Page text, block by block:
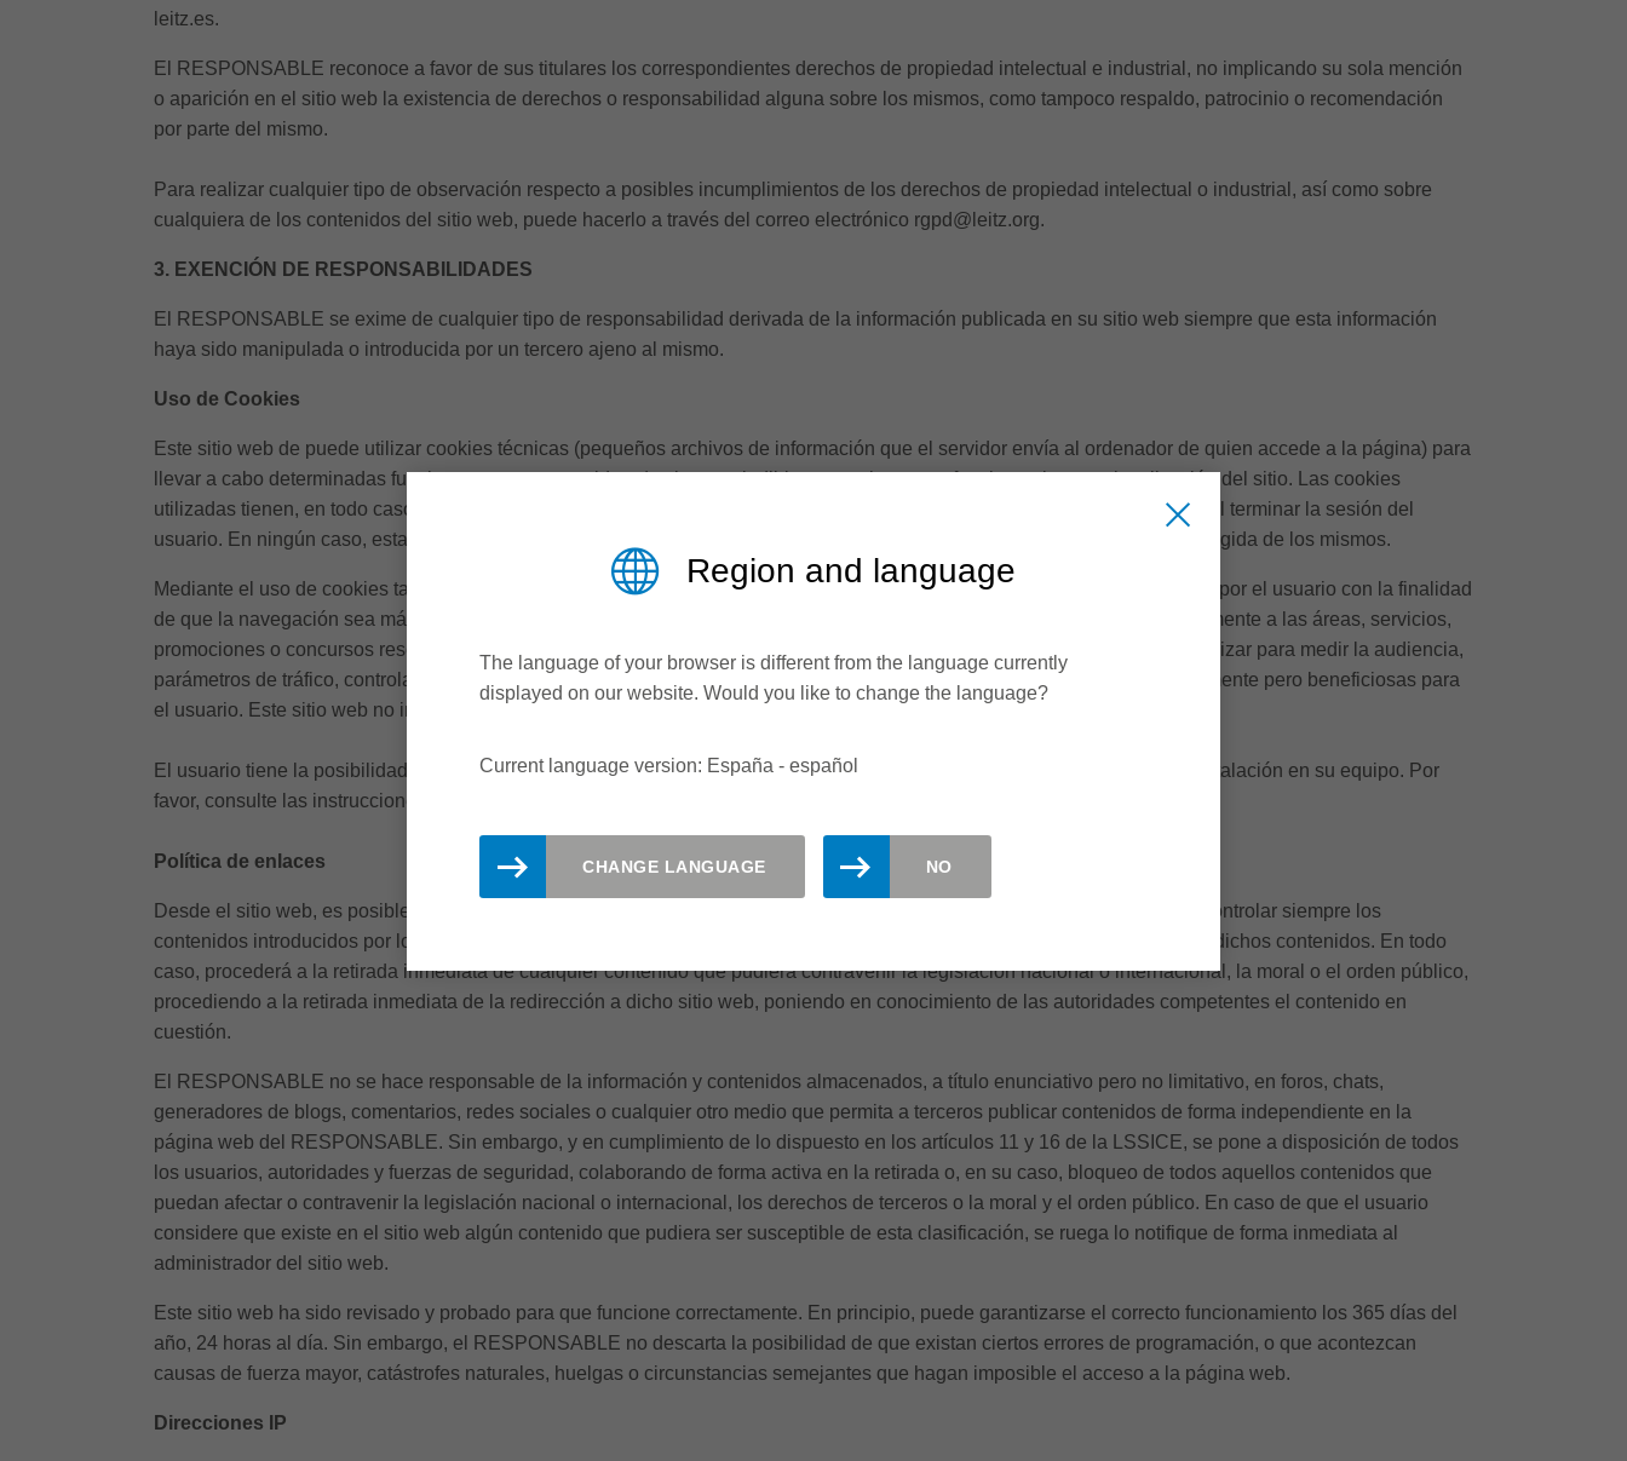
leitz.es.
El RESPONSABLE reconoce a favor de sus titulares los correspondientes derechos de propiedad intelectual e industrial, no implicando su sola mención
o aparición en el sitio web la existencia de derechos o responsabilidad alguna sobre los mismos, como tampoco respaldo, patrocinio o recomendación
por parte del mismo.
Para realizar cualquier tipo de observación respecto a posibles incumplimientos de los derechos de propiedad intelectual o industrial, así como sobre
cualquiera de los contenidos del sitio web, puede hacerlo a través del correo electrónico rgpd@leitz.org.
3. EXENCIÓN DE RESPONSABILIDADES
El RESPONSABLE se exime de cualquier tipo de responsabilidad derivada de la información publicada en su sitio web siempre que esta información
haya sido manipulada o introducida por un tercero ajeno al mismo.
Uso de Cookies
Este sitio web de puede utilizar cookies técnicas (pequeños archivos de información que el servidor envía al ordenador de quien accede a la página) para
llevar a cabo determinadas funciones que son consideradas imprescindibles para el correcto funcionamiento y visualización del sitio. Las cookies
utilizadas tienen, en todo caso, carácter temporal, con la única finalidad de hacer más eficaz la navegación, y desaparecen al terminar la sesión del
usuario. En ningún caso, estas cookies proporcionan por sí mismas datos de carácter personal y no se utilizarán para la recogida de los mismos.
Mediante el uso de cookies también es posible que el servidor donde se encuentra la web reconozca el navegador utilizado por el usuario con la finalidad
de que la navegación sea más sencilla, permitiendo, por ejemplo, el acceso de los usuarios que se hayan registrado previamente a las áreas, servicios,
promociones o concursos reservados exclusivamente a ellos sin tener que registrarse en cada visita. También se pueden utilizar para medir la audiencia,
parámetros de tráfico, controlar el progreso y número de entradas, etc, siendo en estos casos cookies prescindibles técnicamente pero beneficiosas para
el usuario. Este sitio web no instalará cookies prescindibles sin el consentimiento previo del usuario.
El usuario tiene la posibilidad de configurar su navegador para ser alertado de la recepción de cookies y para impedir su instalación en su equipo. Por
favor, consulte las instrucciones de su navegador para ampliar esta información.
Política de enlaces
Desde el sitio web, es posible que se redirija a contenidos de terceros sitios web. Dado que el RESPONSABLE no puede controlar siempre los
contenidos introducidos por los terceros en sus respectivos sitios web, no asume ningún tipo de responsabilidad respecto a dichos contenidos. En todo
caso, procederá a la retirada inmediata de cualquier contenido que pudiera contravenir la legislación nacional o internacional, la moral o el orden público,
procediendo a la retirada inmediata de la redirección a dicho sitio web, poniendo en conocimiento de las autoridades competentes el contenido en
cuestión.
El RESPONSABLE no se hace responsable de la información y contenidos almacenados, a título enunciativo pero no limitativo, en foros, chats,
generadores de blogs, comentarios, redes sociales o cualquier otro medio que permita a terceros publicar contenidos de forma independiente en la
página web del RESPONSABLE. Sin embargo, y en cumplimiento de lo dispuesto en los artículos 11 y 16 de la LSSICE, se pone a disposición de todos
los usuarios, autoridades y fuerzas de seguridad, colaborando de forma activa en la retirada o, en su caso, bloqueo de todos aquellos contenidos que
puedan afectar o contravenir la legislación nacional o internacional, los derechos de terceros o la moral y el orden público. En caso de que el usuario
considere que existe en el sitio web algún contenido que pudiera ser susceptible de esta clasificación, se ruega lo notifique de forma inmediata al
administrador del sitio web.
Este sitio web ha sido revisado y probado para que funcione correctamente. En principio, puede garantizarse el correcto funcionamiento los 365 días del
año, 24 horas al día. Sin embargo, el RESPONSABLE no descarta la posibilidad de que existan ciertos errores de programación, o que acontezcan
causas de fuerza mayor, catástrofes naturales, huelgas o circunstancias semejantes que hagan imposible el acceso a la página web.
Direcciones IP
Region and language
The language of your browser is different from the language currently
displayed on our website. Would you like to change the language?
Current language version: España - español
CHANGE LANGUAGE NO